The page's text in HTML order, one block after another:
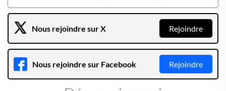
Nous rejoindre sur X Rejoindre
Nous rejoindre sur Facebook Rejoindre